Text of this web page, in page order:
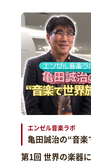
エンゼル音楽ラボ
亀田誠治の“音
第1回 世界の楽器